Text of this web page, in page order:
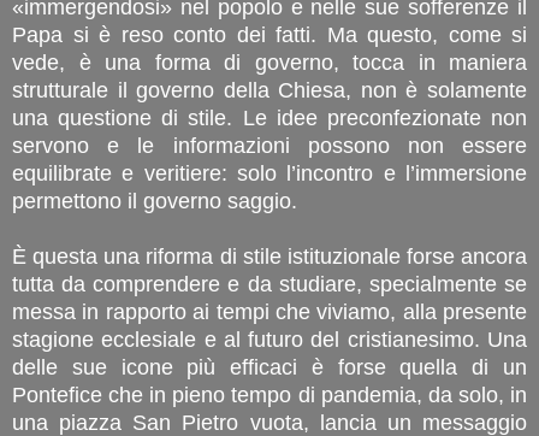
«immergendosi» nel popolo e nelle sue sofferenze il
Papa si è reso conto dei fatti. Ma questo, come si
vede, è una forma di governo, tocca in maniera
strutturale il governo della Chiesa, non è solamente
una questione di stile. Le idee preconfezionate non
servono e le informazioni possono non essere
equilibrate e veritiere: solo l’incontro e l’immersione
permettono il governo saggio.
È questa una riforma di stile istituzionale forse ancora
tutta da comprendere e da studiare, specialmente se
messa in rapporto ai tempi che viviamo, alla presente
stagione ecclesiale e al futuro del cristianesimo. Una
delle sue icone più efficaci è forse quella di un
Pontefice che in pieno tempo di pandemia, da solo, in
una piazza San Pietro vuota, lancia un messaggio